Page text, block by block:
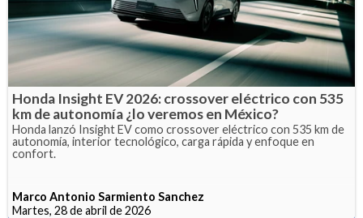
Honda Insight EV 2026: crossover eléctrico con 535
km de autonomía ¿lo veremos en México?
Honda lanzó Insight EV como crossover eléctrico con 535 km de
autonomía, interior tecnológico, carga rápida y enfoque en
confort.
Marco Antonio Sarmiento Sanchez
Martes, 28 de abril de 2026